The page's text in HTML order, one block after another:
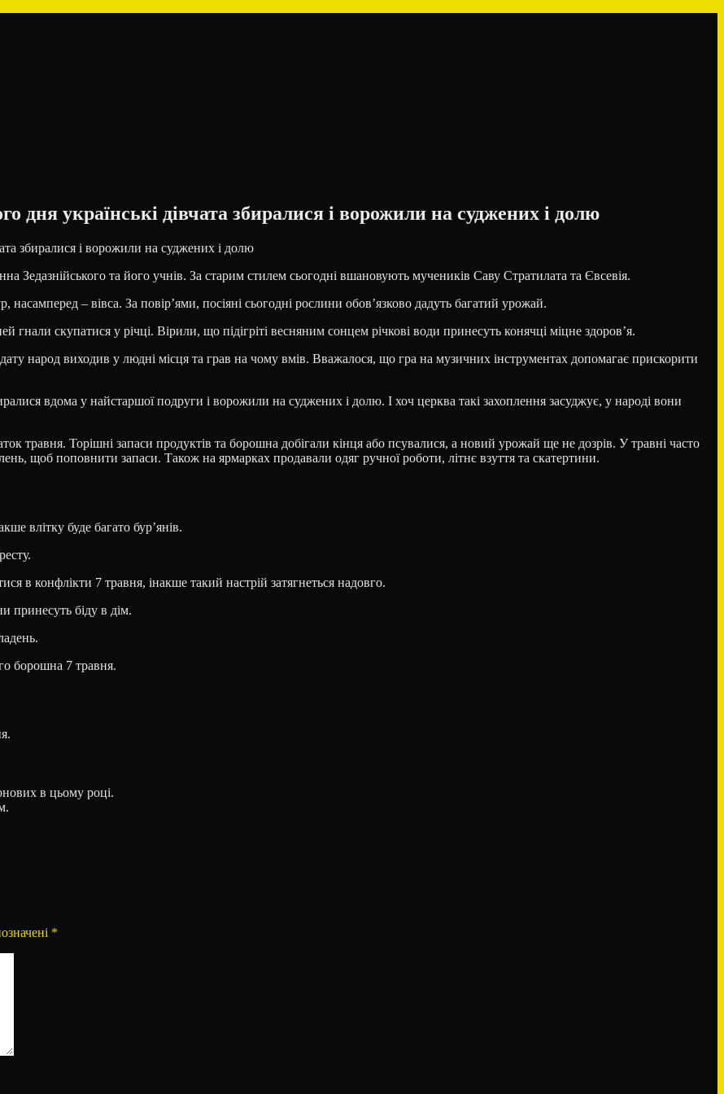
дня українські дівчата збиралися і ворожили на суджених і долю
Зедазнійського та його учнів. За старим стилем сьогодні вшановують мучеників Саву Стратилата та Євсевія.
насамперед – вівса. За повір’ями, посіяні сьогодні рослини обов’язково дадуть багатий урожай.
скупатися у річці. Вірили, що підігріті весняним сонцем річкові води принесуть конячці міцне здоров’я.
народ виходив у людні місця та грав на чому вмів. Вважалося, що гра на музичних інструментах допомагає прискорити
вдома у найстаршої подруги і ворожили на суджених і долю. І хоч церква такі захоплення засуджує, у народі вони
травня. Торішні запаси продуктів та борошна добігали кінця або псувалися, а новий урожай ще не дозрів. У травні часто
щоб поповнити запаси. Також на ярмарках продавали одяг ручної роботи, літнє взуття та скатертини.
влітку буде багато бур’янів.
в конфлікти 7 травня, інакше такий настрій затягнеться надовго.
принесуть біду в дім.
борошна 7 травня.
в цьому році.
*